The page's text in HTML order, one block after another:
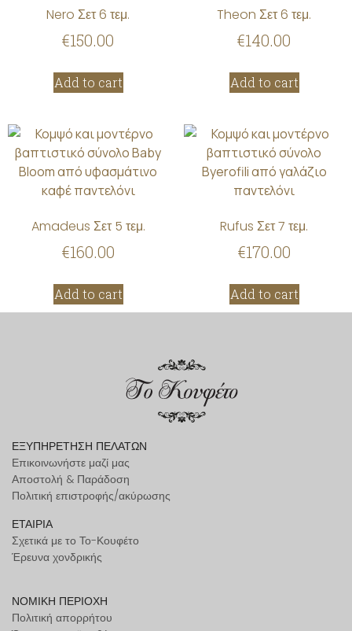
Nero Σετ 6 τεμ.
€150.00
Add to cart
Theon Σετ 6 τεμ.
€140.00
Add to cart
Amadeus Σετ 5 τεμ.
€160.00
Add to cart
Rufus Σετ 7 τεμ.
€170.00
Add to cart
ΕΞΥΠΗΡΕΤΗΣΗ ΠΕΛΑΤΩΝ
Επικοινωνήστε μαζί μας
Αποστολή & Παράδοση
Πολιτική επιστροφής/ακύρωσης
ΕΤΑΙΡΙΑ
Σχετικά με το Το-Κουφέτο
Έρευνα χονδρικής
ΝΟΜΙΚΗ ΠΕΡΙΟΧΗ
Πολιτική απορρήτου